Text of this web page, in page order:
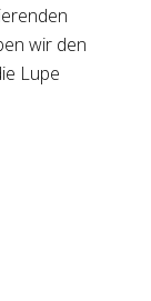
wir den
Lupe